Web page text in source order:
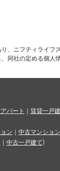
、ニフティライフ
同社の定める個人
パート ｜ 賃貸一戸
ン ｜ 中古マンション
｜ 中古一戸建て）